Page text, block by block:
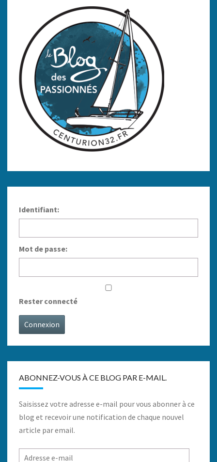
Identifiant:
Mot de passe:
Rester connecté
Connexion
ABONNEZ-VOUS À CE BLOG PAR E-MAIL.
Saisissez votre adresse e-mail pour vous abonner à ce
blog et recevoir une notification de chaque nouvel
article par email.
Adresse